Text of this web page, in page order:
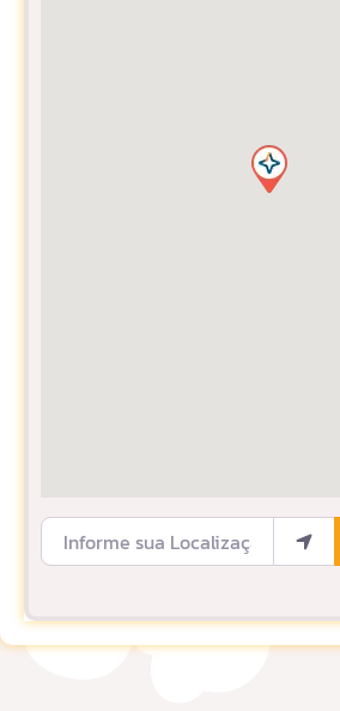
Informe sua Localização